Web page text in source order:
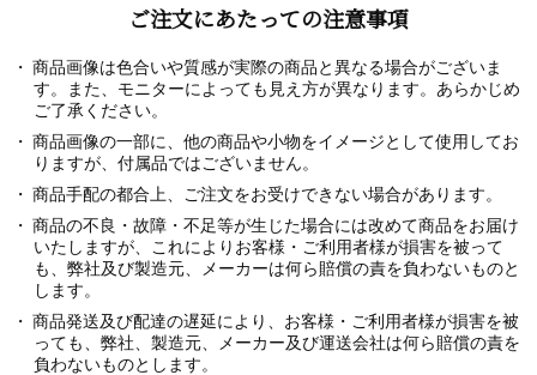
ご注文にあたっての注意事項
商品画像は色合いや質感が実際の商品と異なる場合がございま
す。また、モニターによっても見え方が異なります。あらかじめ
ご了承ください。
商品画像の一部に、他の商品や小物をイメージとして使用してお
りますが、付属品ではございません。
商品手配の都合上、ご注文をお受けできない場合があります。
商品の不良・故障・不足等が生じた場合には改めて商品をお届け
いたしますが、これによりお客様・ご利用者様が損害を被って
も、弊社及び製造元、メーカーは何ら賠償の責を負わないものと
します。
商品発送及び配達の遅延により、お客様・ご利用者様が損害を被
っても、弊社、製造元、メーカー及び運送会社は何ら賠償の責を
負わないものとします。